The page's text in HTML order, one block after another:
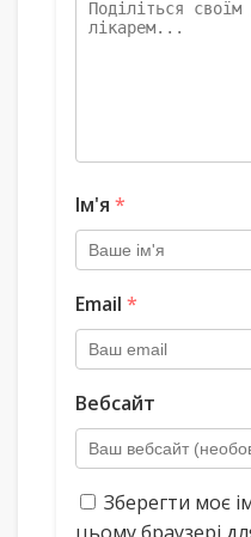
Ім'я *
Email *
Вебсайт
Зберегти моє